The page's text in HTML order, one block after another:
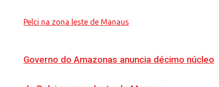
Governo do Amazonas anuncia décimo núcleo